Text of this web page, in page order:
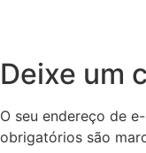
Deixe um
O seu endereço de
obrigatórios são